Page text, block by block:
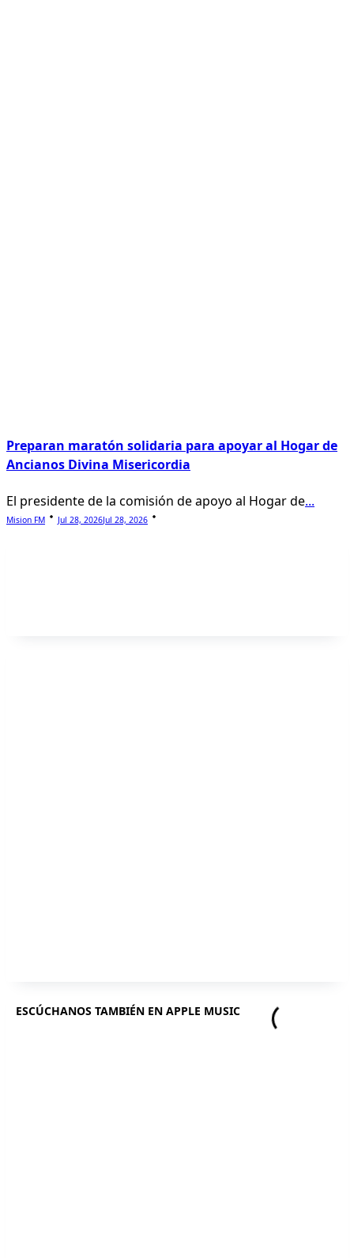
Preparan maratón solidaria para apoyar al Hogar de
Ancianos Divina Misericordia
El presidente de la comisión de apoyo al Hogar de...
Mision FM Jul 28, 2026Jul 28, 2026
ESCÚCHANOS TAMBIÉN EN APPLE MUSIC